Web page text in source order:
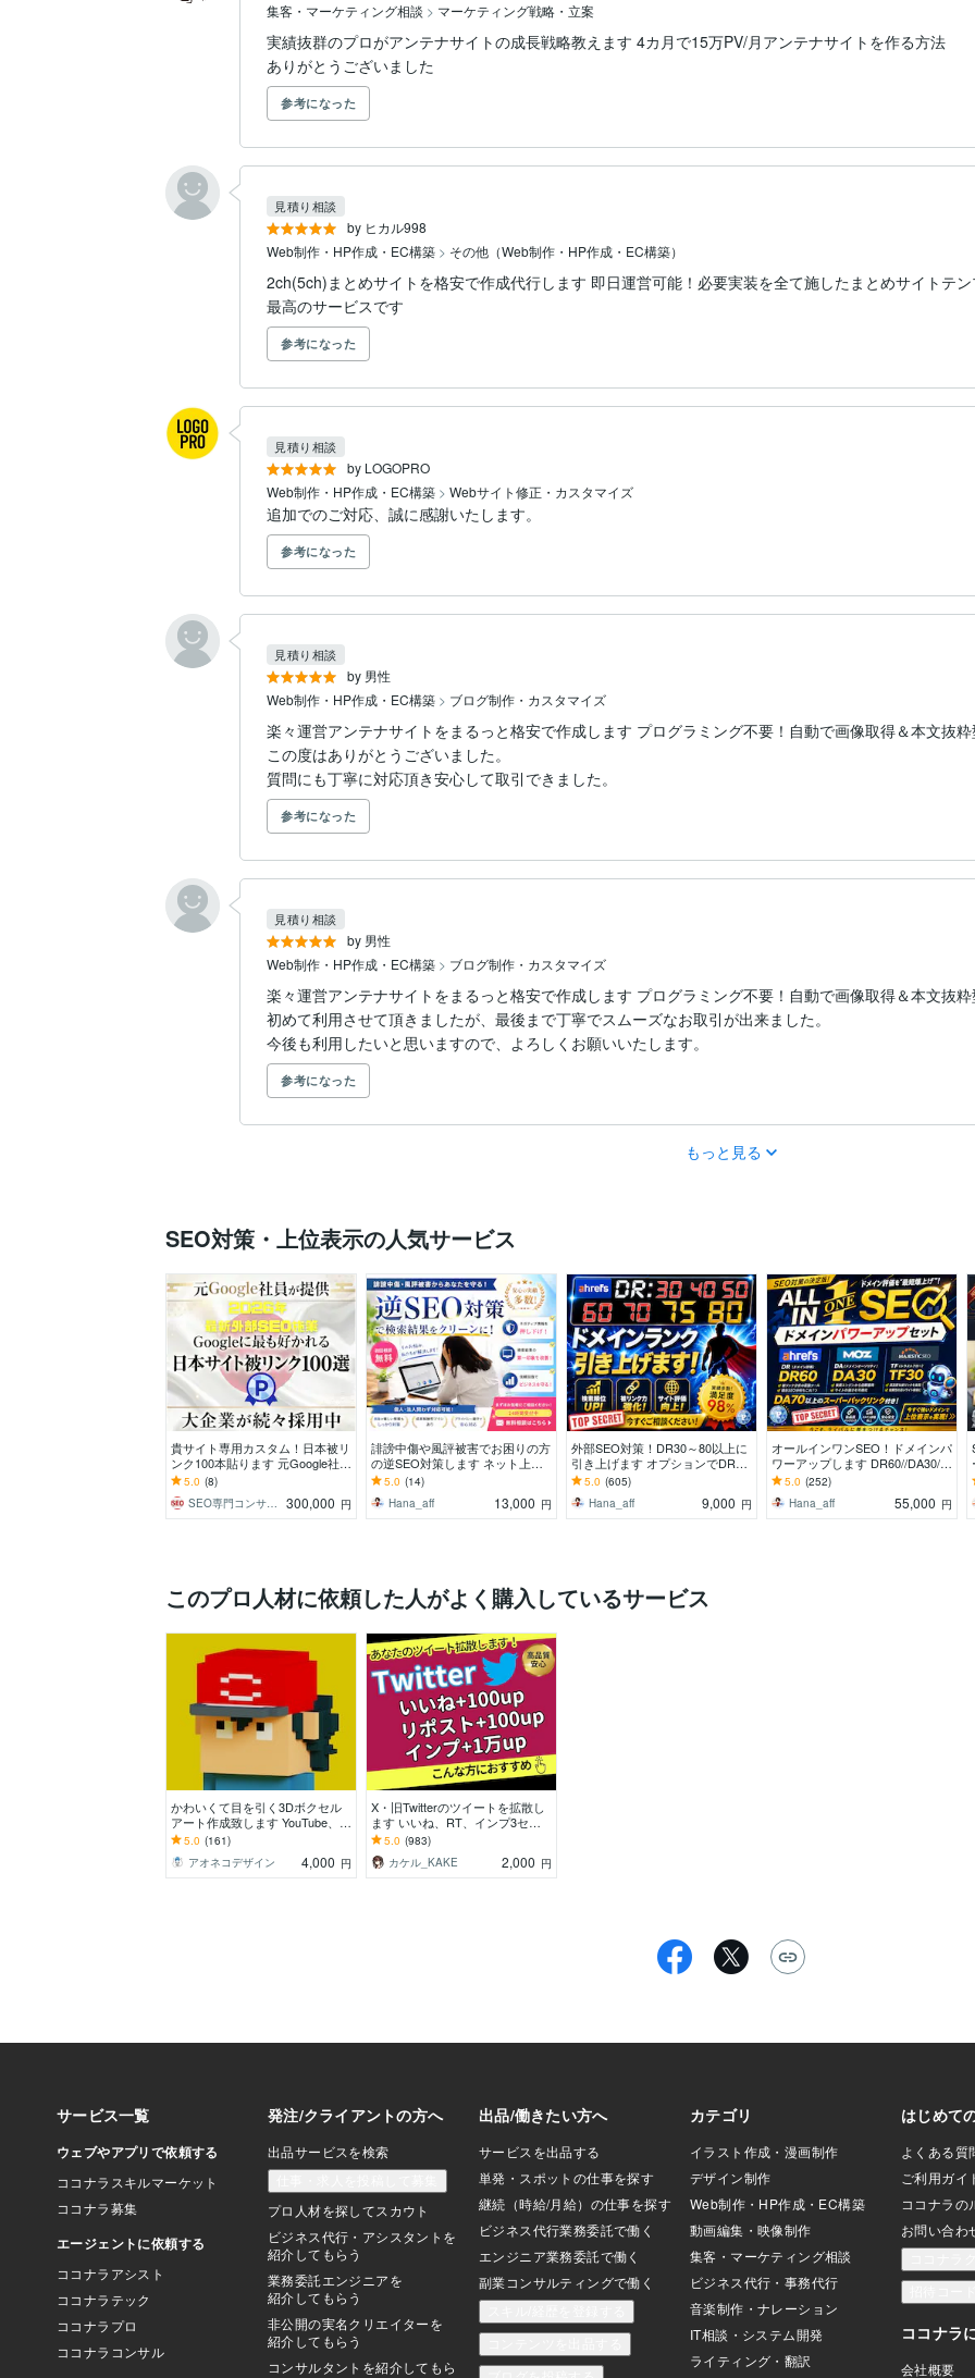
集客・マーケティング相談 > マーケティング戦略・立案
実績抜群のプロがアンテナサイトの成長戦略教えます 4カ月で15万PV/月アンテナサイトを作る方法
ありがとうございました
参考になった
by ヒカル998
見積り相談
Web制作・HP作成・EC構築 > その他（Web制作・HP作成・EC構築）
2ch(5ch)まとめサイトを格安で作成代行します 即日運営可能！必要実装を全て施したまとめサイトテ
最高のサービスです
参考になった
by LOGOPRO
見積り相談
Web制作・HP作成・EC構築 > Webサイト修正・カスタマイズ
追加でのご対応、誠に感謝いたします。
参考になった
by 男性
見積り相談
Web制作・HP作成・EC構築 > ブログ制作・カスタマイズ
楽々運営アンテナサイトをまるっと格安で作成します プログラミング不要！自動で画像取得＆本文抜
この度はありがとうございました。
質問にも丁寧に対応頂き安心して取引できました。
参考になった
by 男性
見積り相談
Web制作・HP作成・EC構築 > ブログ制作・カスタマイズ
楽々運営アンテナサイトをまるっと格安で作成します プログラミング不要！自動で画像取得＆本文抜
初めて利用させて頂きましたが、最後まで丁寧でスムーズなお取引が出来ました。
今後も利用したいと思いますので、よろしくお願いいたします。
参考になった
もっと見る
SEO対策・上位表示の人気サービス
貴サイト専用カスタム！日本被リ
ンク100本貼ります 元Google社員
提供！最先端の外部SEO日本被リ
ンク対策！
5.0 (8)
SEO専門コンサルタント
300,000 円
誹謗中傷や風評被害でお困りの方
の逆SEO対策します ネット上で
の嫌がらせでお困りの方への【逆
SEO対策】です。
5.0 (14)
Hana_aff
13,000 円
外部SEO対策！DR30～80以上に
引き上げます オプションでDR40,
DR50,DR60,DR70以上も可能
5.0 (605)
Hana_aff
9,000 円
オールインワンSEO！ドメインパ
ワーアップします DR60//DA30/T
F30/＆スーパーバックリンク構
5.0 (252)
Hana_aff
55,000 円
このプロ人材に依頼した人がよく購入しているサービス
かわいくて目を引く3Dボクセル
アート作成致します YouTube、Ti
kTok、SNSアイコン等にオスス
5.0 (161)
アオネコデザイン
4,000 円
X・旧Twitterのツイートを拡散し
ます いいね、RT、インプ3セッ
ト増加！！フォロワ一増加にどう
ぞ
5.0 (983)
カケル_KAKE
2,000 円